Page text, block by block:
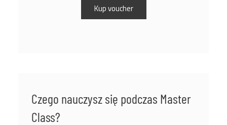
Kup voucher
Czego nauczysz się podczas Master
Class?